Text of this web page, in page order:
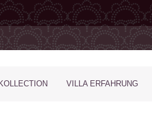
VILLA ERFAHRUNG